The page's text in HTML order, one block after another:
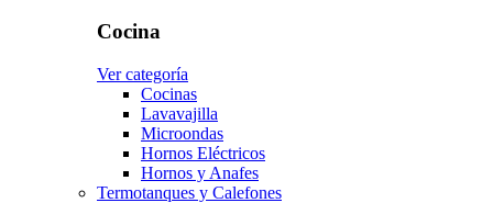
Cocina
Ver categoría
Cocinas
Lavavajilla
Microondas
Hornos Eléctricos
Hornos y Anafes
Termotanques y Calefones